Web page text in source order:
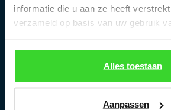
informatie die u aan ze heeft
verzameld op basis van uw gebruik
Alles toestaan
Aanpassen
Architekten- / Objektberater:
b.yalcin@dachlux.de